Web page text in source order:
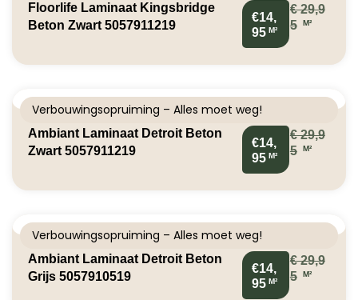
Floorlife Laminaat Kingsbridge
Beton Zwart 5057911219
€14,
95 M²
€29,9
5
M²
Verbouwingsopruiming – Alles moet weg!
Ambiant Laminaat Detroit Beton
Zwart 5057911219
€14,
95 M²
€29,9
5
M²
Verbouwingsopruiming – Alles moet weg!
Ambiant Laminaat Detroit Beton
Grijs 5057910519
€14,
95 M²
€29,9
5
M²